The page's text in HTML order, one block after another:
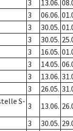
3 13.06.
3 06.06.
3 30.05.
3 30.05.
3 16.05.
3 14.05.
3 13.06.
3 26.05.
S- 3 13.06.
3 30.05.